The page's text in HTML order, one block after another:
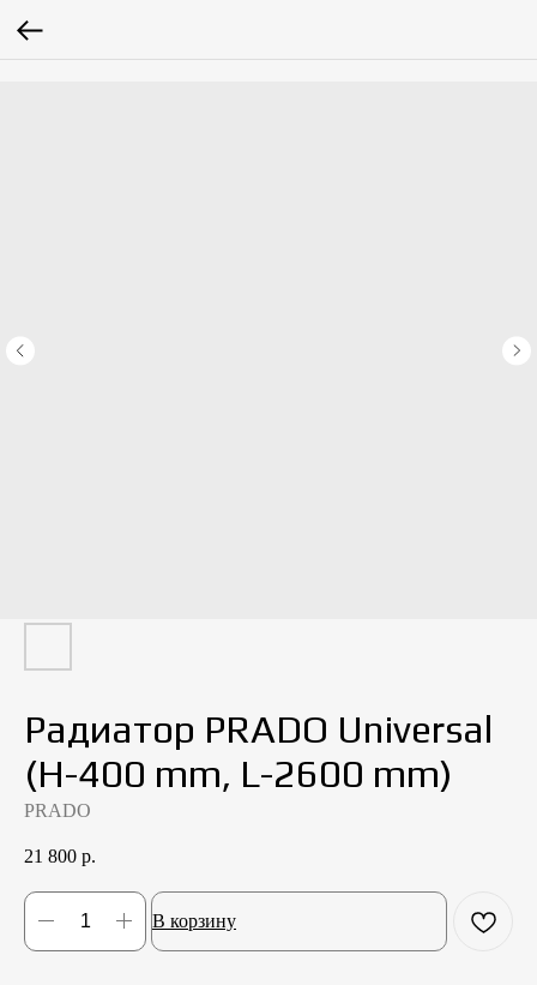
Радиатор PRADO Universal
(H-400 mm, L-2600 mm)
PRADO
21 800 р.
В корзину